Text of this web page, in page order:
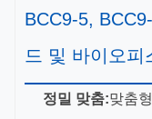
BCC9-5,
드 및 바이오
정밀 맞춤:맞춤